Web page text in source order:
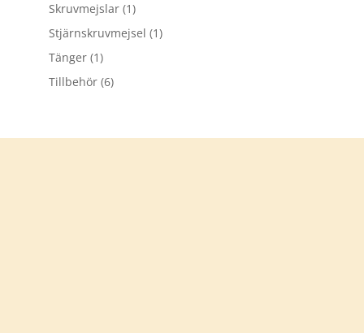
Skruvmejslar (1)
Stjärnskruvmejsel (1)
Tänger (1)
Tillbehör (6)